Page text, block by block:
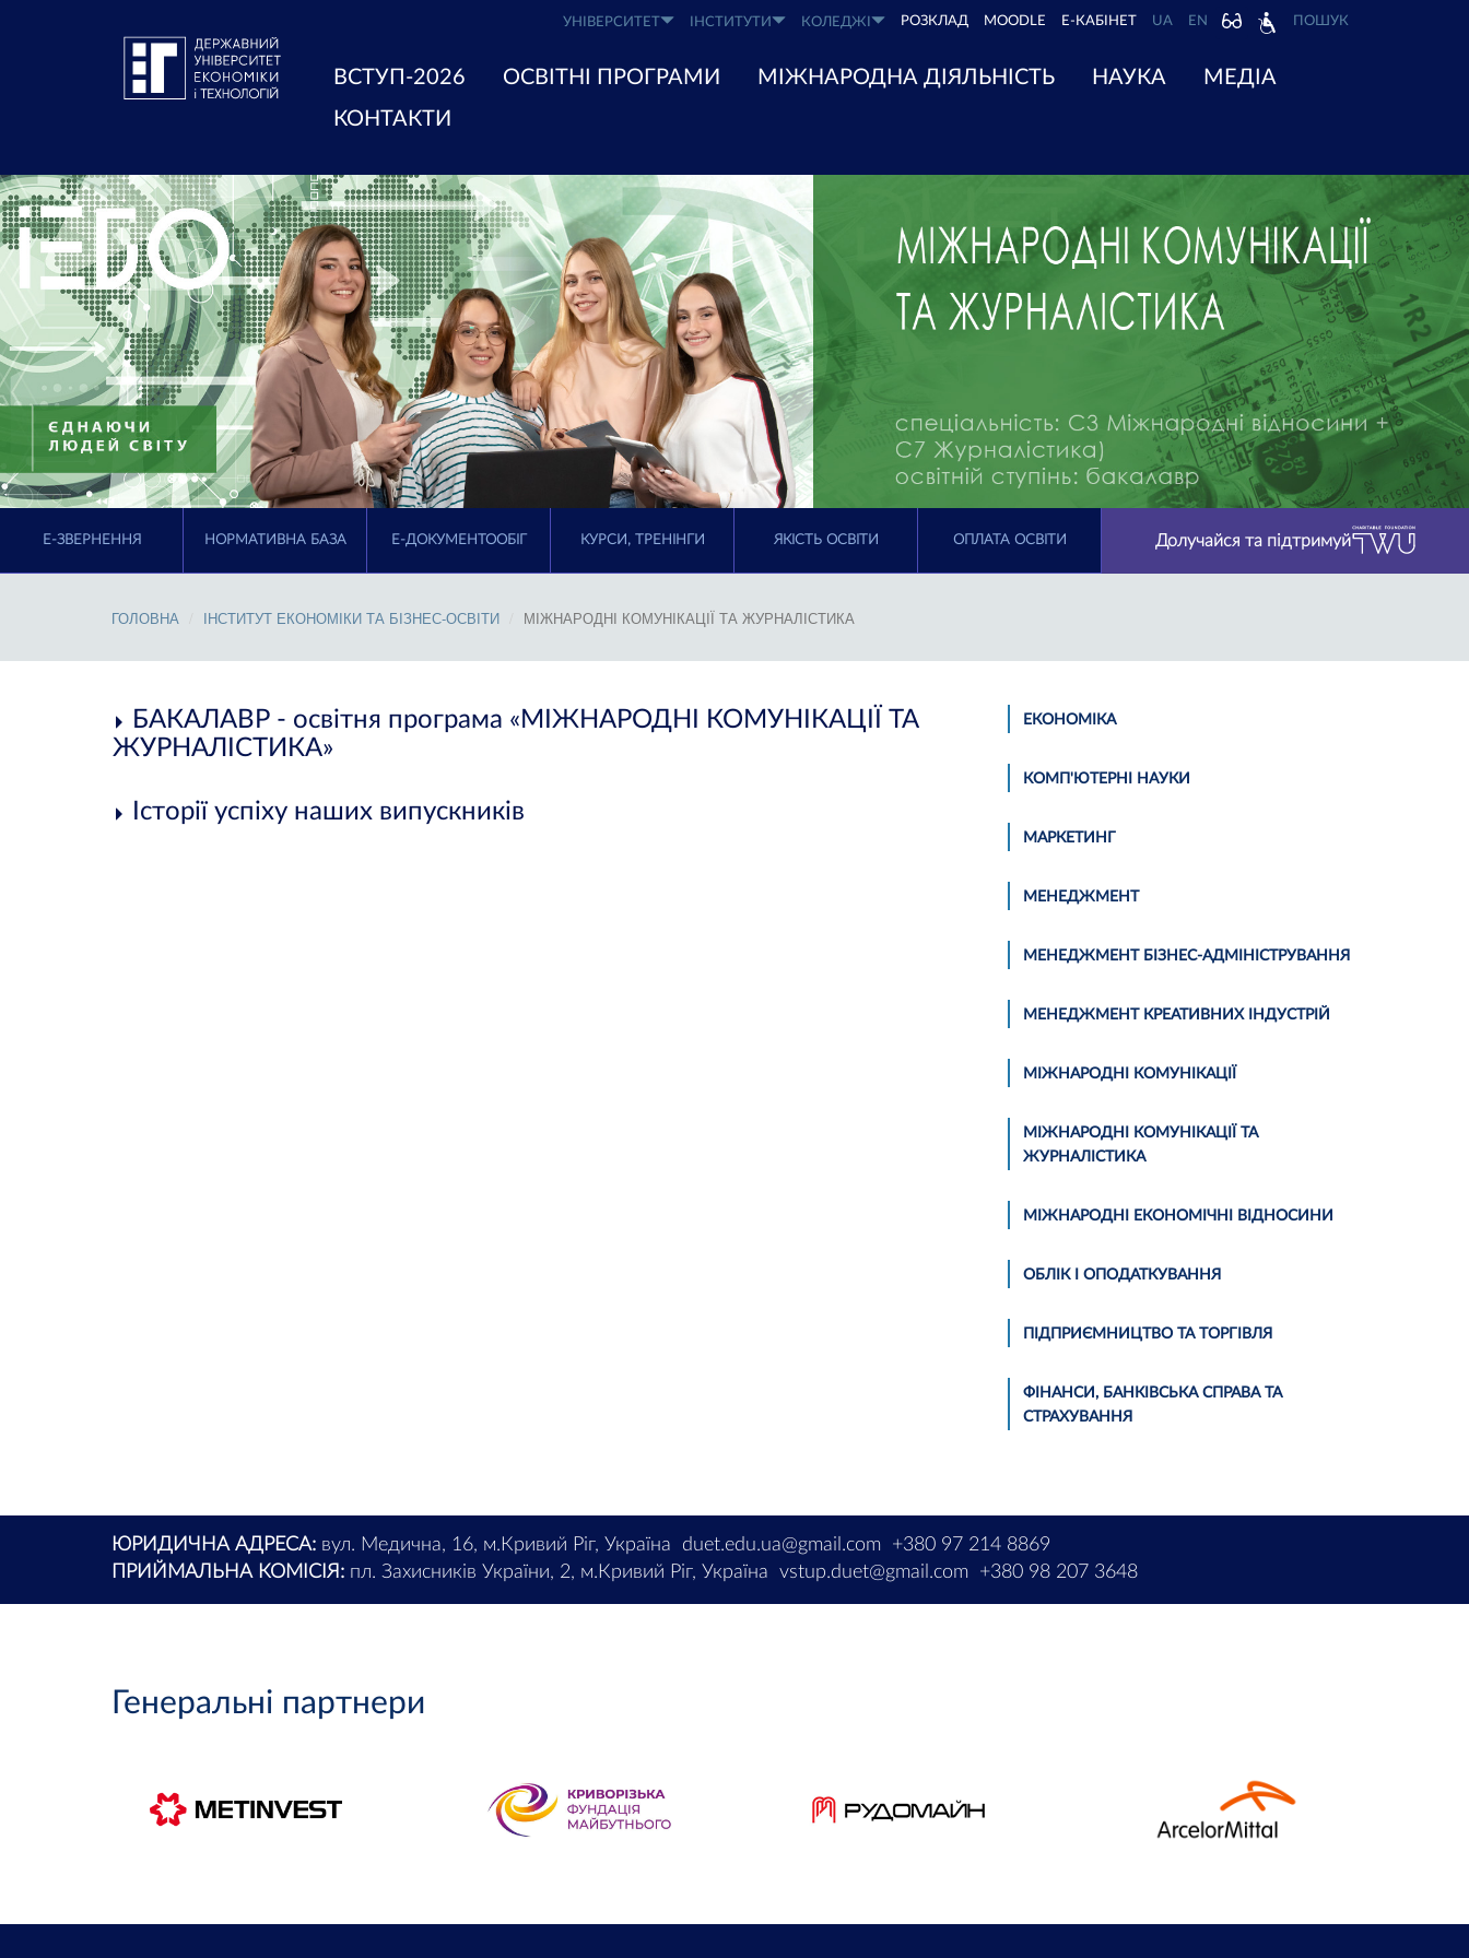
УНІВЕРСИТЕТ ІНСТИТУТИ КОЛЕДЖІ РОЗКЛАД MOODLE Е-КАБІНЕТ UA EN ПОШУК
ВСТУП-2026 ОСВІТНІ ПРОГРАМИ МІЖНАРОДНА ДІЯЛЬНІСТЬ НАУКА
МЕДІА
КОНТАКТИ
E-ЗВЕРНЕННЯ НОРМАТИВНА БАЗА Е-ДОКУМЕНТООБІГ КУРСИ, ТРЕНІНГИ ЯКІСТЬ ОСВІТИ ОПЛАТА ОСВІТИ Долучайся та підтримуй
ГОЛОВНА ІНСТИТУТ ЕКОНОМІКИ ТА БІЗНЕС-ОСВІТИ МІЖНАРОДНІ КОМУНІКАЦІЇ ТА ЖУРНАЛІСТИКА
БАКАЛАВР - освітня програма «МІЖНАРОДНІ КОМУНІКАЦІЇ ТА
ЖУРНАЛІСТИКА»
Історії успіху наших випускників
ЕКОНОМІКА
КОМП'ЮТЕРНІ НАУКИ
МАРКЕТИНГ
МЕНЕДЖМЕНТ
МЕНЕДЖМЕНТ БІЗНЕС-АДМІНІСТРУВАННЯ
МЕНЕДЖМЕНТ КРЕАТИВНИХ ІНДУСТРІЙ
МІЖНАРОДНІ КОМУНІКАЦІЇ
МІЖНАРОДНІ КОМУНІКАЦІЇ ТА
ЖУРНАЛІСТИКА
МІЖНАРОДНІ ЕКОНОМІЧНІ ВІДНОСИНИ
ОБЛІК I ОПОДАТКУВАННЯ
ПІДПРИЄМНИЦТВО ТА ТОРГІВЛЯ
ФІНАНСИ, БАНКІВСЬКА СПРАВА ТА
СТРАХУВАННЯ
ЮРИДИЧНА АДРЕСА: вул. Медична, 16, м.Кривий Ріг, Україна duet.edu.ua@gmail.com
+380 97 214 8869
ПРИЙМАЛЬНА КОМІСІЯ: пл. Захисників України, 2, м.Кривий Ріг, Україна vstup.duet@gmail.com +380 98 207 3648
Генеральні партнери